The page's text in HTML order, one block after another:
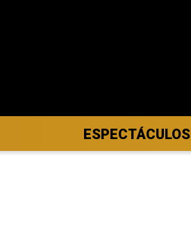
ESPECTÁCULOS